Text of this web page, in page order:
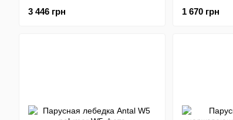
3 446 грн
1 670 грн